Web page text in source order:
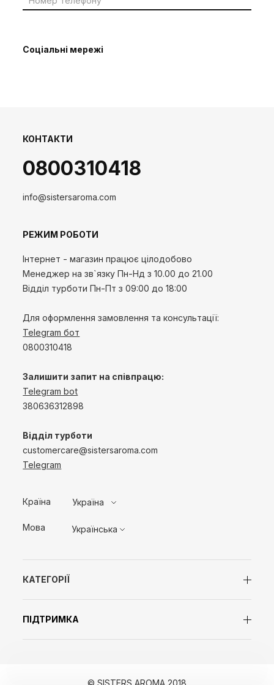
Соціальні мережі
КОНТАКТИ
0800310418
info@sistersaroma.com
РЕЖИМ РОБОТИ
Інтернет - магазин працює цілодобово
Менеджер на зв`язкуПн-Нд з 10.00 до 21.00
Відділ турботи Пн-Пт з 09:00 до 18:00
Для оформлення замовлення та консультації:
Telegram бот
0800310418
Залишити запит на співпрацю:
Telegram bot
380636312898
Відділ турботи
customercare@sistersaroma.com
Telegram
КАТЕГОРІЇ
ПІДТРИМКА
Країна Україна
Мова Українська